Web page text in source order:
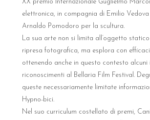
XX premio Internazionale Guglielmo
elettronica, in compagnia di Emilio
Arnaldo Pomodoro per la scultura.
La sua arte non si limita all’oggetto
ripresa fotografica, ma esplora con
ottenendo anche in questo contesto
riconoscimenti al Bellaria Film Festival.
queste necessariamente limitate
Hypno-bici.
Nel suo curriculum costellato di premi,